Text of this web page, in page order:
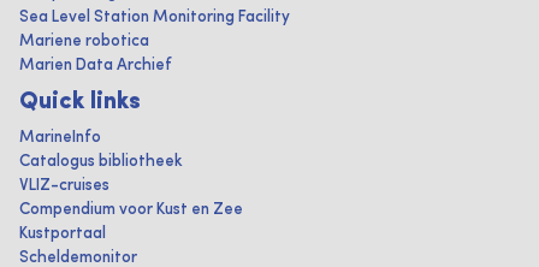
Sea Level Station Monitoring Facility
Mariene robotica
Marien Data Archief
Quick links
MarineInfo
Catalogus bibliotheek
VLIZ-cruises
Compendium voor Kust en Zee
Kustportaal
Scheldemonitor